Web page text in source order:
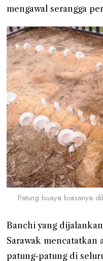
mengawal serangga
Patung buaya biasanya
Banchi yang
Sarawak
patung-patung di